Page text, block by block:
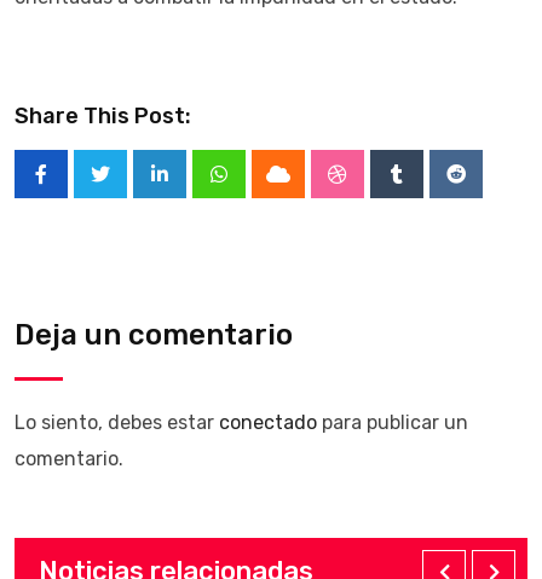
Share This Post:
LinkedInWhatsappCloud StumbleUpon
TumblrReddit
Deja un comentario
Lo siento, debes estar conectado para publicar un
comentario.
Noticias relacionadas